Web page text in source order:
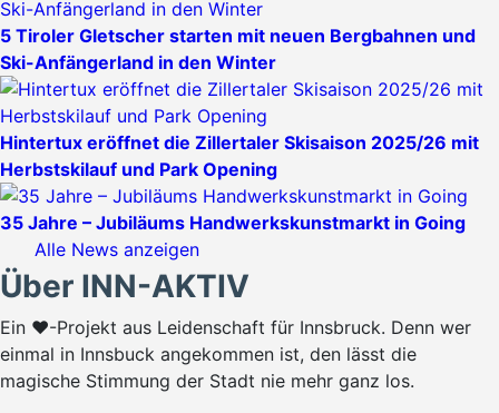
5 Tiroler Gletscher starten mit neuen Bergbahnen und
Ski-Anfängerland in den Winter
Hintertux eröffnet die Zillertaler Skisaison 2025/26 mit
Herbstskilauf und Park Opening
35 Jahre – Jubiläums Handwerkskunstmarkt in Going
Alle News anzeigen
Über INN-AKTIV
Ein ♥-Projekt aus Leidenschaft für Innsbruck. Denn wer
einmal in Innsbuck angekommen ist, den lässt die
magische Stimmung der Stadt nie mehr ganz los.